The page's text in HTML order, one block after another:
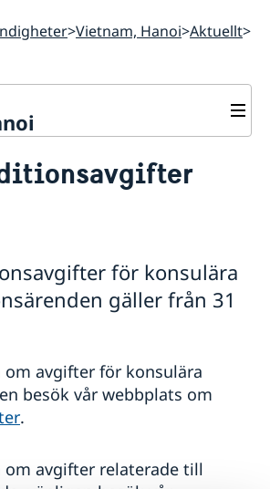
Vietnam, Hanoi Aktuellt
företag
för konsulära
gäller från 31
avgifter för konsulära
besök vår webbplats om
.
avgifter relaterade till